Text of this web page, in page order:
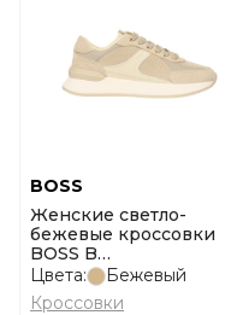
BOSS
Женские светло-
бежевые кроссовки
BOSS B
Icon_Runn_Rhsdalt
размер 36
Цвета:
Бежевый
Кроссовки